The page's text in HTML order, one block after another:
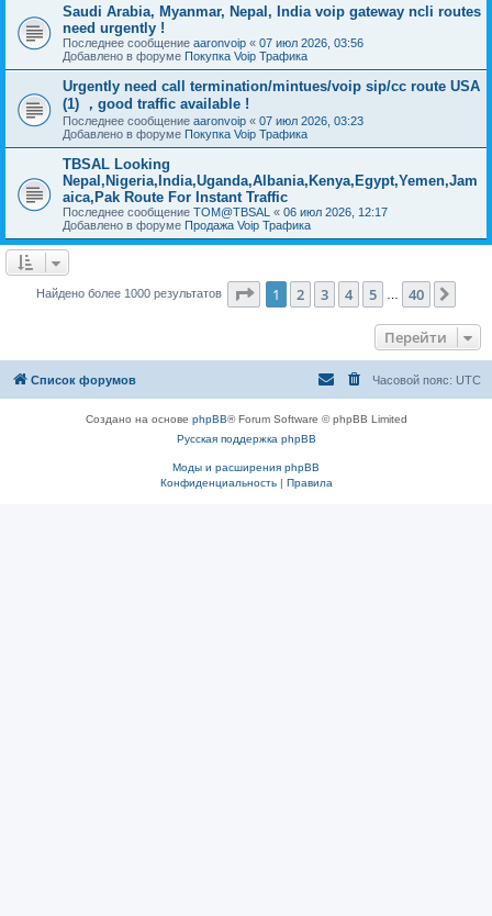
Saudi Arabia, Myanmar, Nepal, India voip gateway ncli routes
need urgently !
Последнее сообщение aaronvoip « 07 июл 2026, 03:56
Добавлено в форуме Покупка Voip Трафика
Urgently need call termination/mintues/voip sip/cc route USA
(1) ，good traffic available !
Последнее сообщение aaronvoip « 07 июл 2026, 03:23
Добавлено в форуме Покупка Voip Трафика
TBSAL Looking
Nepal,Nigeria,India,Uganda,Albania,Kenya,Egypt,Yemen,Jam
aica,Pak Route For Instant Traffic
Последнее сообщение TOM@TBSAL « 06 июл 2026, 12:17
Добавлено в форуме Продажа Voip Трафика
Найдено более 1000 результатов Страница из 40
1 2 3 4 5 40
Перейти
Список форумов Часовой пояс: UTC
Создано на основе phpBB® Forum Software © phpBB Limited
Русская поддержка phpBB
Моды и расширения phpBB
Конфиденциальность| Правила